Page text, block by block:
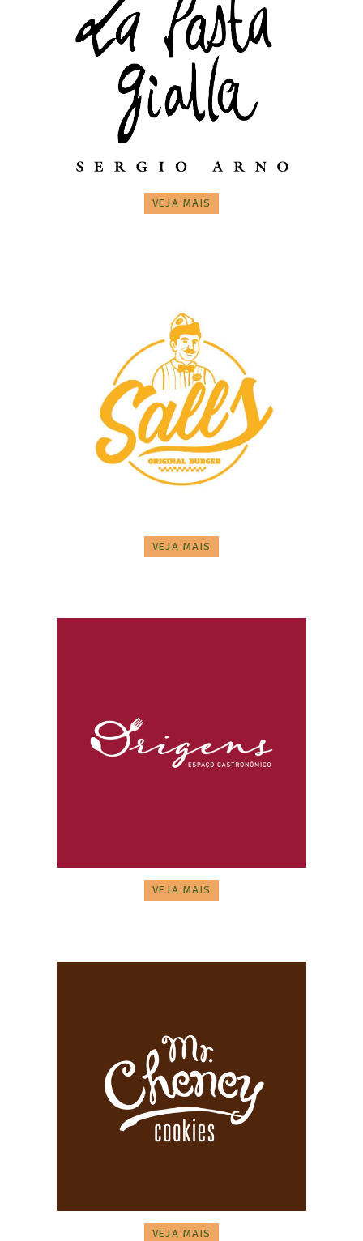
VEJA MAIS
VEJA MAIS
VEJA MAIS
VEJA MAIS